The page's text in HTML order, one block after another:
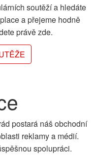
soutěží a hledáte
a přejeme hodně
právě zde.
postará náš obchodní
reklamy a médií.
spolupráci.